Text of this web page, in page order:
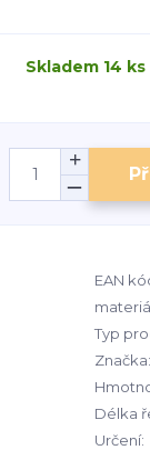
Skladem 14 ks
EAN
Typ
Značka:
Délka
Určení: